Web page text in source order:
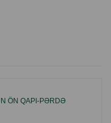
ÖN QAPI-PƏRDƏ